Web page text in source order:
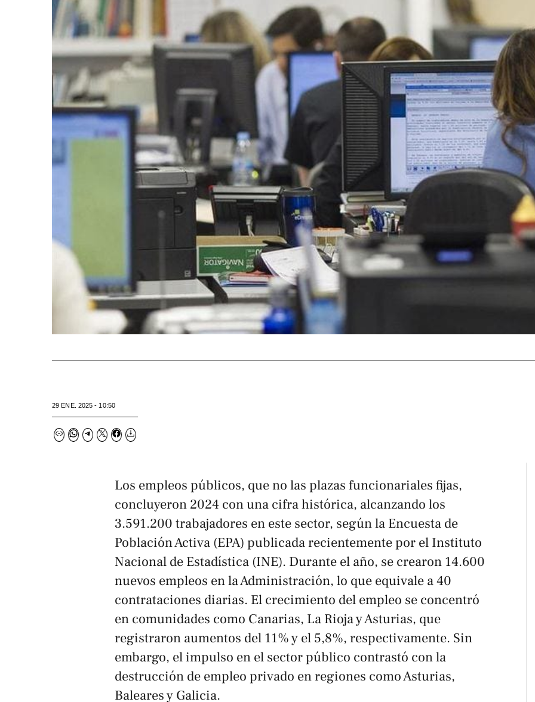
29 ENE. 2025 - 10:50
Los empleos públicos, que no las plazas funcionariales fijas,
concluyeron 2024 con una cifra histórica, alcanzando los
3.591.200 trabajadores en este sector, según la Encuesta de
Población Activa (EPA) publicada recientemente por el Instituto
Nacional de Estadística (INE). Durante el año, se crearon 14.600
nuevos empleos en la Administración, lo que equivale a 40
contrataciones diarias. El crecimiento del empleo se concentró
en comunidades como Canarias, La Rioja y Asturias, que
registraron aumentos del 11% y el 5,8%, respectivamente. Sin
embargo, el impulso en el sector público contrastó con la
destrucción de empleo privado en regiones como Asturias,
Baleares y Galicia.